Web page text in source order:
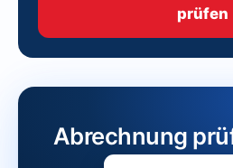
prüfen
Abrechnung